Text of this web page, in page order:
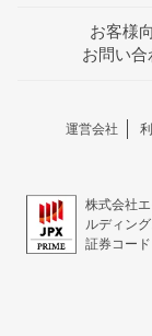
お客様
お問い合
運営会社
株式会社
ルディン
証券コー